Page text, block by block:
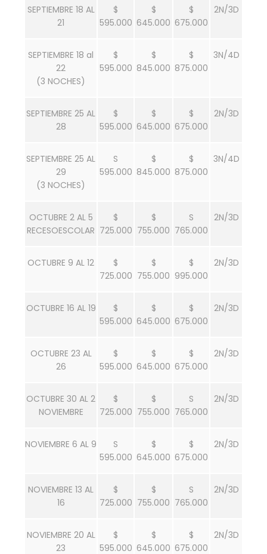
SEPTIEMBRE 18 AL
21
$
595.000
$
645.000
$
675.000
2N/3D
SEPTIEMBRE 18 al
22
(3 NOCHES)
$
595.000
$
845.000
$
875.000
3N/4D
SEPTIEMBRE 25 AL
28
$
595.000
$
645.000
$
675.000
2N/3D
SEPTIEMBRE 25 AL
29
(3 NOCHES)
S
595.000
$
845.000
$
875.000
3N/4D
OCTUBRE 2 AL 5
RECESOESCOLAR
$
725.000
$
755.000
S
765.000
2N/3D
OCTUBRE 9 AL 12
$
725.000
$
755.000
$
995.000
2N/3D
OCTUBRE 16 AL 19
$
595.000
$
645.000
$
675.000
2N/3D
OCTUBRE 23 AL
26
$
595.000
$
645.000
$
675.000
2N/3D
OCTUBRE 30 AL 2
NOVIEMBRE
$
725.000
$
755.000
S
765.000
2N/3D
NOVIEMBRE 6 AL 9
S
595.000
$
645.000
$
675.000
2N/3D
NOVIEMBRE 13 AL
16
$
725.000
$
755.000
S
765.000
2N/3D
NOVIEMBRE 20 AL
23
$
595.000
$
645.000
$
675.000
2N/3D